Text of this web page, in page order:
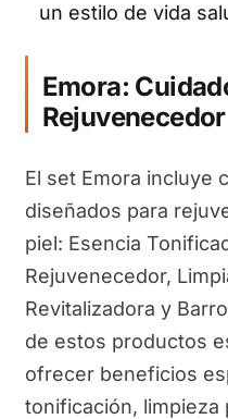
un estilo de vida
Emora:
Rejuvenecedor
El set Emora incluye
diseñados para
piel: Esencia
Rejuvenecedor,
Revitalizadora y
de estos productos
ofrecer beneficios
tonificación, limpieza